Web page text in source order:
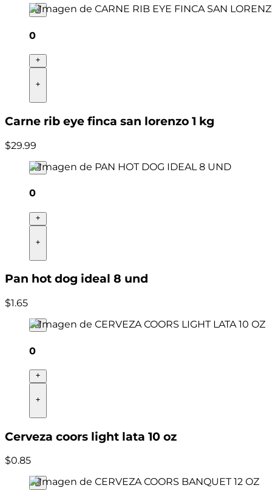
0
Carne rib eye finca san lorenzo 1 kg
$29.99
0
Pan hot dog ideal 8 und
$1.65
0
Cerveza coors light lata 10 oz
$0.85